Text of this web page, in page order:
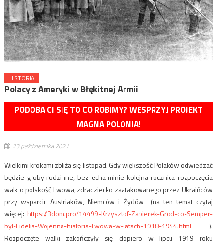
HISTORIA
Polacy z Ameryki w Błękitnej Armii
PODOBA CI SIĘ TO CO ROBIMY? WESPRZYJ PROJEKT
MAGNA POLONIA!
23 października 2021
Wielkimi krokami zbliża się listopad. Gdy większość Polaków odwiedzać
będzie groby rodzinne, bez echa minie kolejna rocznica rozpoczęcia
walk o polskość Lwowa, zdradziecko zaatakowanego przez Ukraińców
przy wsparciu Austriaków, Niemców i Żydów (na ten temat czytaj
więcej:https://3dom.pro/14499-Krzysztof-Zabierek-Grod-co-Semper-
byl-Fidelis-Wojenna-historia-Lwowa-w-latach-1918-1944.html ).
Rozpoczęte walki zakończyły się dopiero w lipcu 1919 roku